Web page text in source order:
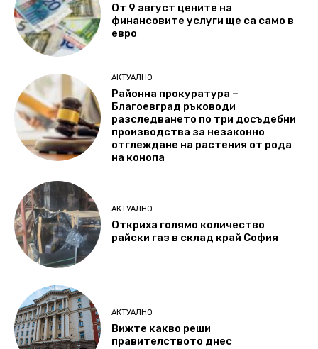
От 9 август цените на
финансовите услуги ще са само в
евро
АКТУАЛНО
Районна прокуратура –
Благоевград ръководи
разследването по три досъдебни
производства за незаконно
отглеждане на растения от рода
на конопа
АКТУАЛНО
Откриха голямо количество
райски газ в склад край София
АКТУАЛНО
Вижте какво реши
правителството днес